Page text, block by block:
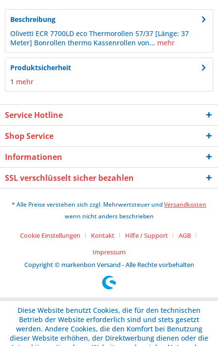
Beschreibung
Olivetti ECR 7700LD eco Thermorollen 57/37 [Länge: 37
Meter] Bonrollen thermo Kassenrollen von... mehr
Produktsicherheit
1 mehr
Service Hotline
Shop Service
Informationen
SSL verschlüsselt sicher bezahlen
* Alle Preise verstehen sich zzgl. Mehrwertsteuer undVersandkosten
wenn nicht anders beschrieben
Cookie Einstellungen Kontakt Hilfe / Support
AGB
Impressum
Copyright © markenbon Versand - Alle Rechte vorbehalten
Diese Website benutzt Cookies, die für den technischen
Betrieb der Website erforderlich sind und stets gesetzt
werden. Andere Cookies, die den Komfort bei Benutzung
dieser Website erhöhen, der Direktwerbung dienen oder die